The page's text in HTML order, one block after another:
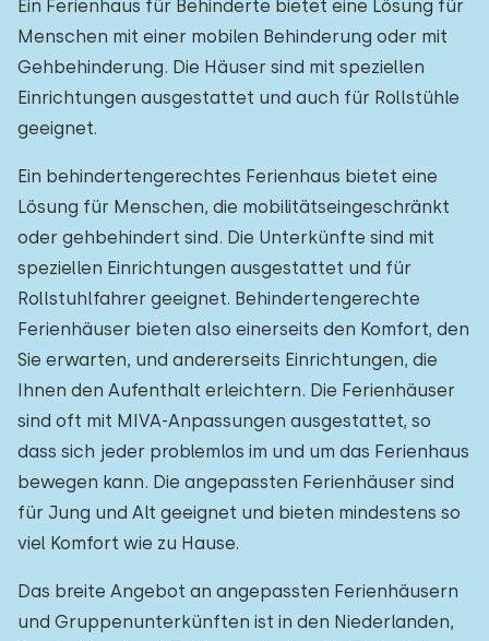
Ferienbauernhof
Villa
Tiny house
Hausboot
Kinderfreundlich
Kindermöbel
Eingezäunter Garten
Spielgeräte im Garten
Hallenbad
Freibad
Kindereinrichtungen im Park
Ein Ferienhaus für Behinderte bietet eine Lösung für
Menschen mit einer mobilen Behinderung oder mit
Gehbehinderung. Die Häuser sind mit speziellen
Einrichtungen ausgestattet und auch für Rollstühle
geeignet.
Ein behindertengerechtes Ferienhaus bietet eine
Lösung für Menschen, die mobilitätseingeschränkt
oder gehbehindert sind. Die Unterkünfte sind mit
speziellen Einrichtungen ausgestattet und für
Rollstuhlfahrer geeignet. Behindertengerechte
Ferienhäuser bieten also einerseits den Komfort, den
Sie erwarten, und andererseits Einrichtungen, die
Ihnen den Aufenthalt erleichtern. Die Ferienhäuser
sind oft mit MIVA-Anpassungen ausgestattet, so
dass sich jeder problemlos im und um das Ferienhaus
bewegen kann. Die angepassten Ferienhäuser sind
für Jung und Alt geeignet und bieten mindestens so
viel Komfort wie zu Hause.
Das breite Angebot an angepassten Ferienhäusern
und Gruppenunterkünften ist in den Niederlanden,